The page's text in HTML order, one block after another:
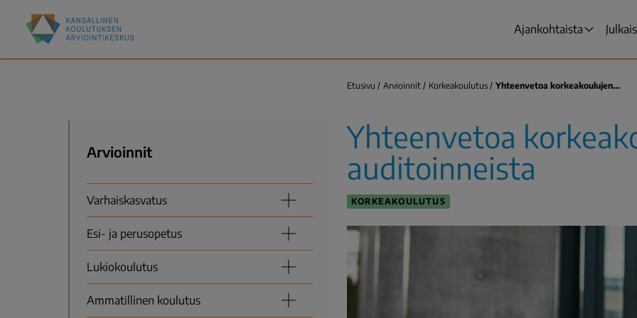
pääsisältöön
Kansallinen
koulutuksen
Päävalikko
Ajankohtaista
Etusivu Arvioinnit Korkeakoulutus Yhteenvetoa korkeakoulujen…
Yhteenvetoa
auditoinneista
KORKEAKOULUTUS
Valikko
Arvioinnit
Varhaiskasvatus
Esi- ja perusopetus
Lukiokoulutus
Ammatillinen koulutus